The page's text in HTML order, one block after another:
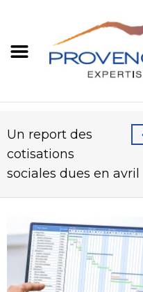
Un report des
cotisations
sociales dues en avril